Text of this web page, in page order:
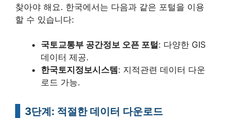
찾아야 해요. 한국에서는 다음과 같은 포털을 이용
할 수 있습니다:
국토교통부 공간정보 오픈 포털: 다양한 GIS
데이터 제공.
한국토지정보시스템 : 지적관련 데이터 다운
로드 가능.
3단계: 적절한 데이터 다운로드